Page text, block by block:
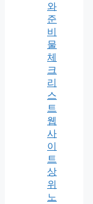
와
준
비
물
체
크
리
스
트
웹
사
이
트
상
위
노